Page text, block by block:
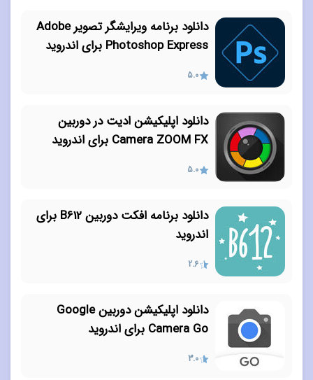
دانلود برنامه ویرایشگر تصویر Adobe
Photoshop Express برای اندروید
5.0
دانلود اپلیکیشن ادیت در دوربین
Camera ZOOM FX برای اندروید
5.0
دانلود برنامه افکت دوربین B612 برای
اندروید
2.6
دانلود اپلیکیشن دوربین Google
Camera Go برای اندروید
3.0